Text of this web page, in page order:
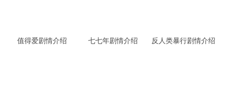
值得爱剧情介绍 七七年剧情介绍 反人类暴行剧情介绍